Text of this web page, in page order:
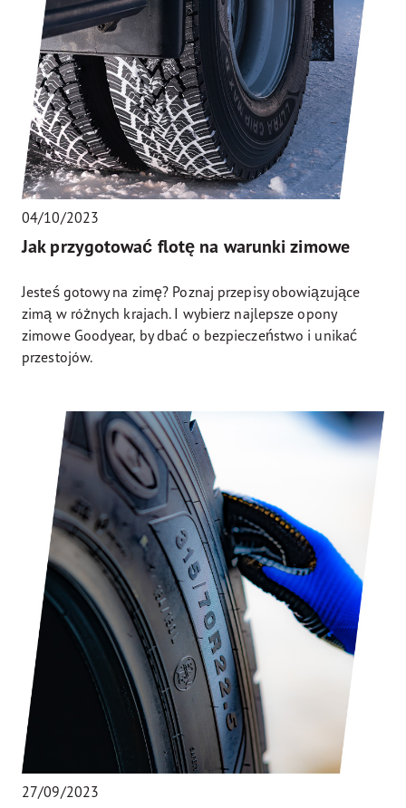
04/10/2023
Jak przygotować flotę na warunki zimowe
Jesteś gotowy na zimę? Poznaj przepisy obowiązujące
zimą w różnych krajach. I wybierz najlepsze opony
zimowe Goodyear, by dbać o bezpieczeństwo i unikać
przestojów.
27/09/2023